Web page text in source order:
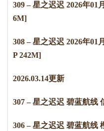
309 – 星之迟迟 2026年01
6M]
308 – 星之迟迟 2026年01
P 242M]
2026.03.14更新
307 – 星之迟迟 碧蓝航线
306 – 星之迟迟 碧蓝航线